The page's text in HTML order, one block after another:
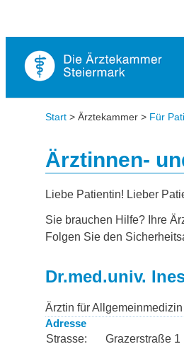
Start > Ärztekammer > Für
Ärztinnen-
Liebe Patientin! Lieber
Sie brauchen Hilfe? Ihre
Folgen Sie den
Dr.med.univ.
Ärztin für Allgemeinmedizin
Adresse
Strasse:
Grazerstraße 1